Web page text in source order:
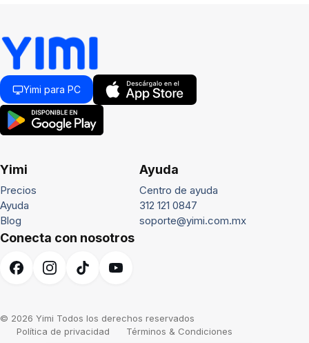
Yimi para PC
Yimi
Precios
Ayuda
Blog
Ayuda
Centro de ayuda
312 121 0847
soporte@yimi.com.mx
Conecta con nosotros
© 2026 Yimi Todos los derechos reservados
Política de privacidad
Términos & Condiciones